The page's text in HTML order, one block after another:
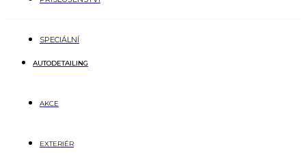
SPECIÁLNÍ
AUTODETAILING
AKCE
EXTERIÉR